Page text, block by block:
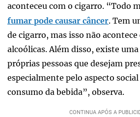
aconteceu com o cigarro. “Todo
fumar pode causar câncer. Tem
de cigarro, mas isso não acontece
alcoólicas. Além disso, existe uma
próprias pessoas que desejam
especialmente pelo aspecto social
consumo da bebida”, observa.